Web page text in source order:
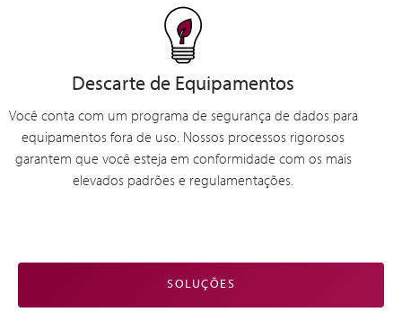
Descarte de Equipamentos
Você conta com um programa de segurança de dados para
equipamentos fora de uso. Nossos processos rigorosos
garantem que você esteja em conformidade com os mais
elevados padrões e regulamentações.
SOLUÇÕES